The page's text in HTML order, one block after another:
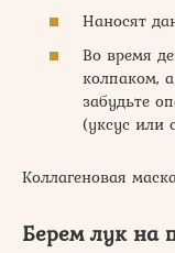
Наносят
Во время
колпаком,
забудьте
(уксус или
Коллагеновая
Берем лук на